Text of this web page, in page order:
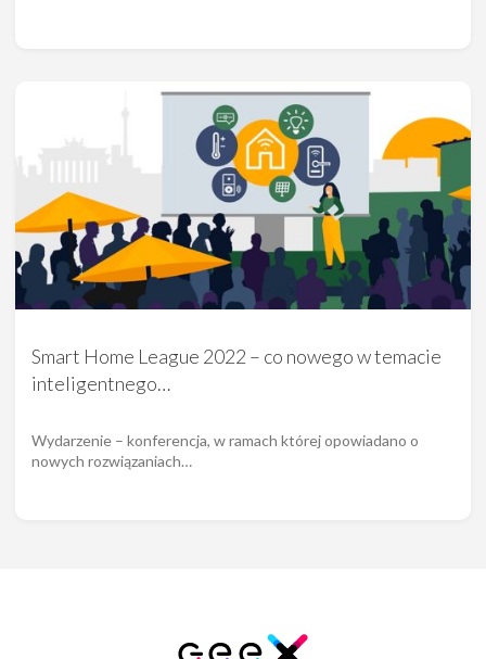
Smart Home League 2022 – co nowego w temacie
inteligentnego…
Wydarzenie – konferencja, w ramach której opowiadano o
nowych rozwiązaniach…